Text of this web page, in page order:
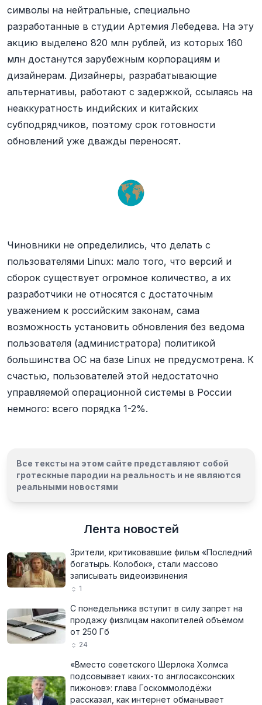
символы на нейтральные, специально
разработанные в студии Артемия Лебедева. На эту
акцию выделено 820 млн рублей, из которых 160
млн достанутся зарубежным корпорациям и
дизайнерам. Дизайнеры, разрабатывающие
альтернативы, работают с задержкой, ссылаясь на
неаккуратность индийских и китайских
субподрядчиков, поэтому срок готовности
обновлений уже дважды переносят.
Чиновники не определились, что делать с
пользователями Linux: мало того, что версий и
сборок существует огромное количество, а их
разработчики не относятся с достаточным
уважением к российским законам, сама
возможность установить обновления без ведома
пользователя (администратора) политикой
большинства ОС на базе Linux не предусмотрена. К
счастью, пользователей этой недостаточно
управляемой операционной системы в России
немного: всего порядка 1-2%.
Все тексты на этом сайте представляют собой
гротескные пародии на реальность и не являются
реальными новостями
Лента новостей
Зрители, критиковавшие фильм «Последний
богатырь. Колобок», стали массово
записывать видеоизвинения
1
С понедельника вступит в силу запрет на
продажу физлицам накопителей объёмом
от 250 Гб
24
«Вместо советского Шерлока Холмса
подсовывает каких-то англосаксонских
пижонов»: глава Госкоммолодёжи
рассказал, как интернет обманывает